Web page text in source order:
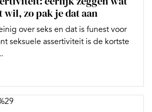
wil, zo pak je dat aan
over seks en dat is funest voor
seksuele assertiviteit is de kortste